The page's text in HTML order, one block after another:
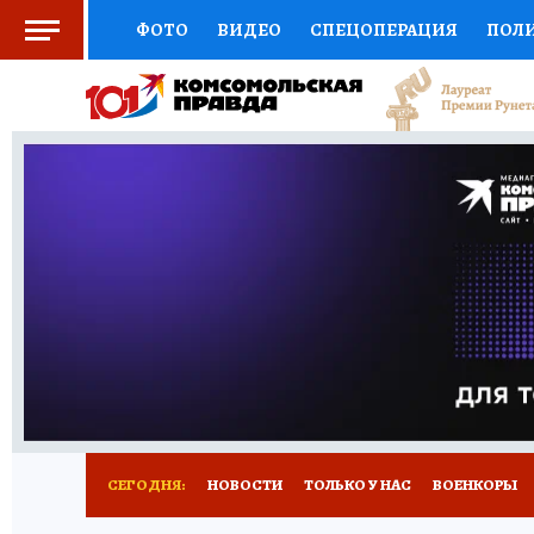
ФОТО ВИДЕО СПЕЦОПЕРАЦИЯ
СОЦПОДДЕРЖКА НАУКА СПОРТ
ВЫБОР ЭКСПЕРТОВ ДОКТОР
ПРОГНОЗЫ НА СПОРТ
НОВОЕ
СЕГОДНЯ: НОВОСТИ ТОЛЬКО У НАС ВОЕНКОРЫ